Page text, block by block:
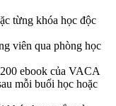
từng khóa học độc
viên qua phòng học
ebook của VACA
mỗi buổi học hoặc